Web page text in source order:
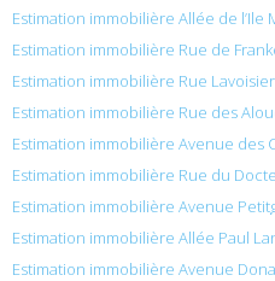
Estimation immobilière Allée de l’Ile
Estimation immobilière Rue de
Estimation immobilière Rue
Estimation immobilière Rue des
Estimation immobilière Avenue des
Estimation immobilière Rue du
Estimation immobilière Avenue
Estimation immobilière Allée Paul
Estimation immobilière Avenue